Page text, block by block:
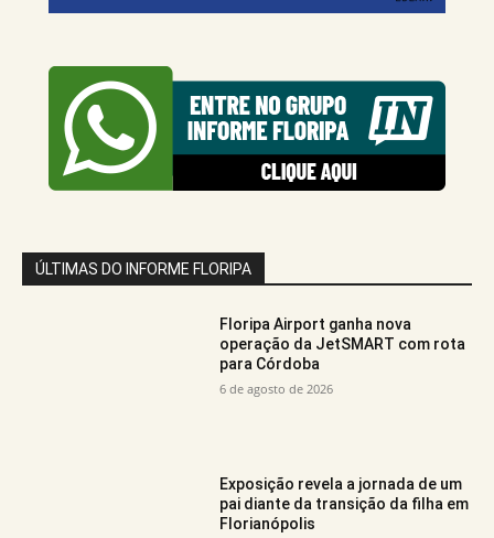
ÚLTIMAS DO INFORME FLORIPA
Floripa Airport ganha nova
operação da JetSMART com rota
para Córdoba
6 de agosto de 2026
Exposição revela a jornada de um
pai diante da transição da filha em
Florianópolis